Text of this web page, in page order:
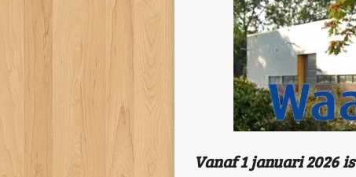
Vanaf 1 januari 2026